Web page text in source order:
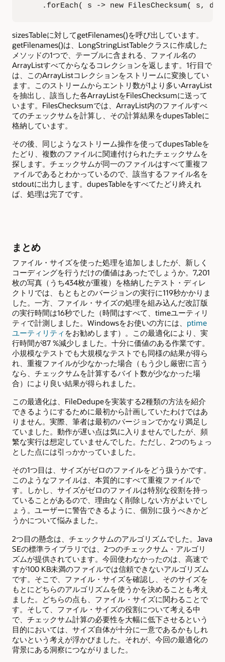
.forEach( s -> new FilesChecksum( s,
sizesTableに対してgetFilenames()を呼び出しています。
getFilenames()は、LongStringListTableクラスに作成した
メソッドの1つで、テーブルに含まれる、ファイル名の
ArrayListすべてからなるコレクションを返します。1行目で
は、このArrayListコレクションをストリームに変換してい
ます。このストリームからエントリ数が1より多いArrayList
を抽出し、該当した各ArrayListをFilesChecksumに送って
います。FilesChecksumでは、ArrayList内のファイルすべ
てのチェックサムを計算し、その計算結果をdupesTableに
格納しています。
その後、同じようなストリーム操作を使ってdupesTableを
たどり、複数のファイルに関連付けられたチェックサムを
探します。チェックサムが同一のファイルはすべて重複フ
ァイルであるとわかっているので、該当するファイル名を
stdoutに出力します。dupesTableをすべてたどり終えれ
ば、処理は完了です。
まとめ
ファイル・サイズを使った処理を追加しましたが、新しく
コーディングを行うだけの価値はあったでしょうか。7,201
枚の写真（うち434枚が重複）を格納したテスト・ディレ
クトリでは、もともとのバージョンの実行に119秒かかりま
した。一方、ファイル・サイズの処理を組み込んだ改訂版
の実行時間は16秒でした（時間はすべて、timeユーティリ
ティで計測しました。Windowsをお使いの方には、 ptime
ユーティリティ をお勧めします）。この最適化により、実
行時間が87 %減少しました。十分に価値のある作業です。
小規模なテストでも大規模なテストでも同様の結果が得ら
れ、重複ファイルが少なかった場合（もう少し厳密に言う
なら、チェックサムを計算するバイト数が少なかった場
合）により良い結果が得られました。
この最適化は、FileDedupeを実装する2種類の方法を紹介
できるようにするために最初から計画していたわけではあ
りません。実際、筆者は最初のバージョンでかなり満足し
ていました。動作が遅い点は気に入りませんでしたが、頻
繁な実行は想定していませんでした。ただし、2つのちょっ
とした点には引っかかっていました。
その1つ目は、サイズがゼロのファイルをどう扱うかです。
このようなファイルは、本質的にすべて重複ファイルで
す。しかし、サイズがゼロのファイルは特別な役割を持っ
ていることがあるので、理由なく削除しない方がよいでし
ょう。ユーザーに警告できるように、個別に扱うべきかど
うかについて悩みました。
2つ目の懸念は、チェックサムのアルゴリズムでした。Java
SEの標準ライブラリでは、2つのチェックサム・アルゴリ
ズムが提供されています。今回使わなかったのは、高速で
すが100 KB未満のファイルでは信頼できないアルゴリズム
です。そこで、ファイル・サイズを確認し、そのサイズを
もとにどちらのアルゴリズムを使うかを決めることも考え
ました。どちらの点も、ファイル・サイズに関わることで
す。そして、ファイル・サイズの役割について考える中
で、チェックサム計算の必要性を大幅に低下させるという
目的においては、サイズ自体が十分に一意であるかもしれ
ないという考えが浮かびました。それが、今回の最適化の
背景にある洞察につながりました。